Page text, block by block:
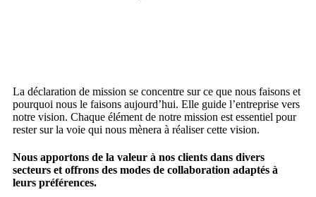
La déclaration de mission se concentre sur ce que nous faisons et
pourquoi nous le faisons aujourd’hui. Elle guide l’entreprise vers
notre vision. Chaque élément de notre mission est essentiel pour
rester sur la voie qui nous mènera à réaliser cette vision.
Nous apportons de la valeur à nos clients dans divers
secteurs et offrons des modes de collaboration adaptés à
leurs préférences.